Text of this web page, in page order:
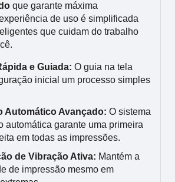
que garante máxima
de uso é simplificada
que cuidam do trabalho
e Guiada: O guia na tela
inicial um processo simples
Automático Avançado: O sistema
automática garante uma primeira
em todas as impressões.
de Vibração Ativa: Mantém a
de impressão mesmo em